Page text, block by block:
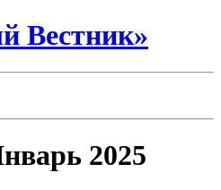
Вестник»
2025